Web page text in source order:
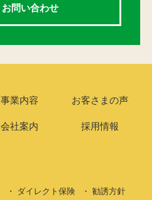
お問い合わせ
事業内容 お客さまの声
会社案内 採用情報
ダイレクト保険
勧誘方針